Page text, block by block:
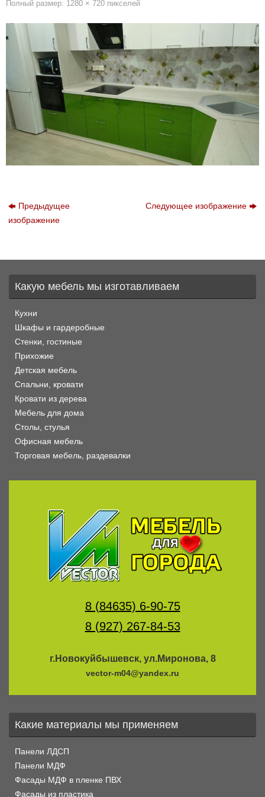
Полный размер: 1280 × 720 пикселей
Предыдущее
изображение
Следующее изображение
Какую мебель мы изготавливаем
Кухни
Шкафы и гардеробные
Стенки, гостиные
Прихожие
Детская мебель
Спальни, кровати
Кровати из дерева
Мебель для дома
Столы, стулья
Офисная мебель
Торговая мебель, раздевалки
8 (84635) 6-90-75
8 (927) 267-84-53
г.Новокуйбышевск, ул.Миронова, 8
vector-m04@yandex.ru
Какие материалы мы применяем
Панели ЛДСП
Панели МДФ
Фасады МДФ в пленке ПВХ
Фасады из пластика